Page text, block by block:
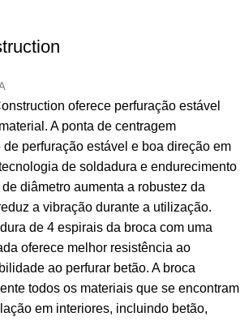
oferece perfuração estável
A ponta de centragem
perfuração estável e boa direção em
de soldadura e endurecimento
diâmetro aumenta a robustez da
a vibração durante a utilização.
de 4 espirais da broca com uma
oferece melhor resistência ao
ao perfurar betão. A broca
todos os materiais que se encontram
em interiores, incluindo betão,